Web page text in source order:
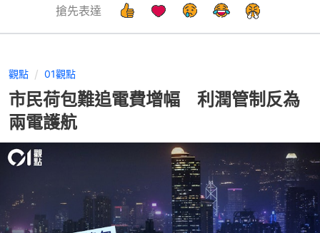
搶先表達
觀點 01觀點
市民荷包難追電費增幅 利潤管制反為
兩電護航